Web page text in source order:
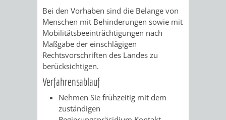
Bei den Vorhaben sind die Belange von
Menschen mit Behinderungen sowie mit
Mobilitätsbeeinträchtigungen nach
Maßgabe der einschlägigen
Rechtsvorschriften des Landes zu
berücksichtigen.
Verfahrensablauf
Nehmen Sie frühzeitig mit dem
zuständigen